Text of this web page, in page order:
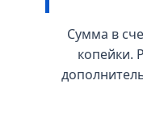
Сумма в
копейки.